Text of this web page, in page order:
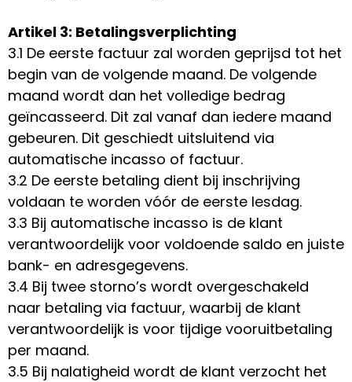
Artikel 3: Betalingsverplichting
3.1 De eerste factuur zal worden geprijsd tot het
begin van de volgende maand. De volgende
maand wordt dan het volledige bedrag
geïncasseerd. Dit zal vanaf dan iedere maand
gebeuren. Dit geschiedt uitsluitend via
automatische incasso of factuur.
3.2 De eerste betaling dient bij inschrijving
voldaan te worden vóór de eerste lesdag.
3.3 Bij automatische incasso is de klant
verantwoordelijk voor voldoende saldo en juiste
bank- en adresgegevens.
3.4 Bij twee storno’s wordt overgeschakeld
naar betaling via factuur, waarbij de klant
verantwoordelijk is voor tijdige vooruitbetaling
per maand.
3.5 Bij nalatigheid wordt de klant verzocht het